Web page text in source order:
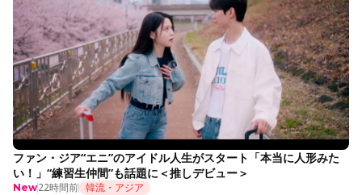
ファン・ジア“エニ”のアイドル人生がスタート「本当に人形みた
い！」“練習生仲間”も話題に＜推しデビュー＞
New22時間前 韓流・アジア